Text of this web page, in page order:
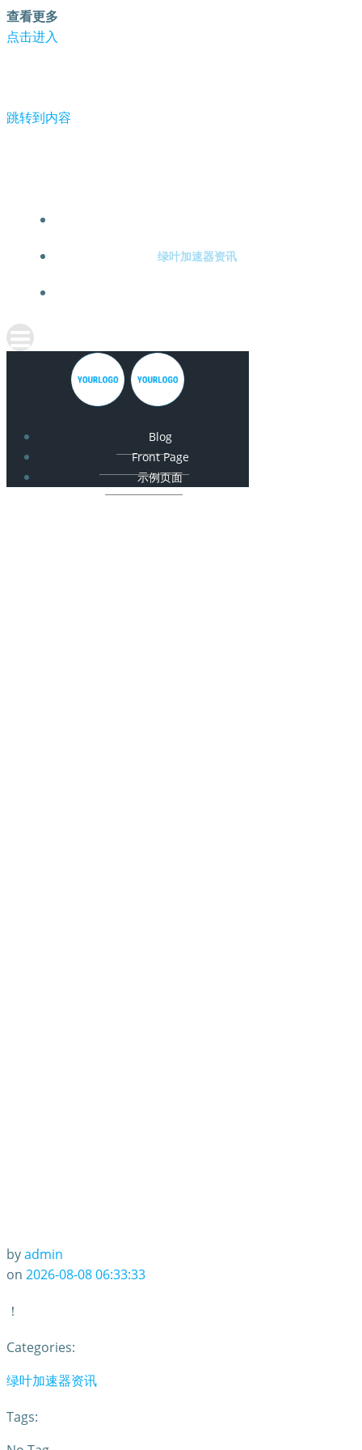
查看更多
点击进入
跳转到内容
绿叶加速器资讯
Blog
Front Page
示例页面
byadmin
on 2026-08-08 06:33:33
！
Categories:
绿叶加速器资讯
Tags: